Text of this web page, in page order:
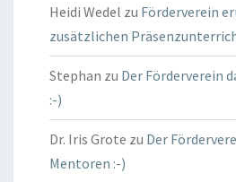
Heidi Wedel zu Förderverein
zusätzlichen
Stephan zu Der Förderverein
:-)
Dr. Iris Grote zu Der
Mentoren :-)